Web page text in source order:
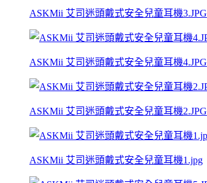
ASKMii 艾司迷頭戴式安全兒童耳機3.JPG
ASKMii 艾司迷頭戴式安全兒童耳機4.JPG
ASKMii 艾司迷頭戴式安全兒童耳機2.JPG
ASKMii 艾司迷頭戴式安全兒童耳機1.jpg